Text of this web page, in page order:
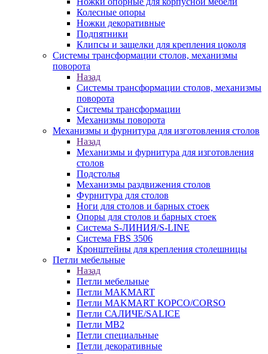
Колесные опоры
Ножки декоративные
Подпятники
Клипсы и защелки для крепления цоколя
Системы трансформации столов, механизмы
поворота
Назад
Системы трансформации столов, механизмы
поворота
Системы трансформации
Механизмы поворота
Механизмы и фурнитура для изготовления столов
Назад
Механизмы и фурнитура для изготовления
столов
Подстолья
Механизмы раздвижения столов
Фурнитура для столов
Ноги для столов и барных стоек
Опоры для столов и барных стоек
Система S-ЛИНИЯ/S-LINE
Система FBS 3506
Кронштейны для крепления столешницы
Петли мебельные
Назад
Петли мебельные
Петли MAKMART
Петли MAKMART КОРСО/CORSO
Петли САЛИЧЕ/SALICE
Петли MB2
Петли специальные
Петли декоративные